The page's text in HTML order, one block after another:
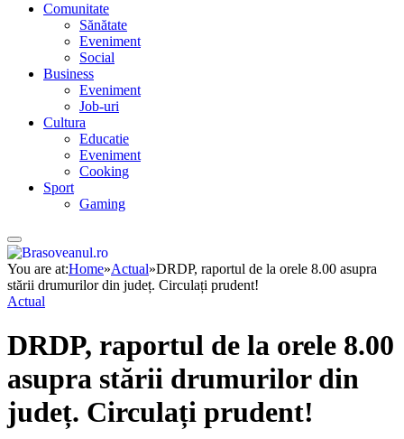
Comunitate
Sănătate
Eveniment
Social
Business
Eveniment
Job-uri
Cultura
Educatie
Eveniment
Cooking
Sport
Gaming
You are at:Home»Actual»DRDP, raportul de la orele 8.00 asupra
stării drumurilor din județ. Circulați prudent!
Actual
DRDP, raportul de la orele 8.00
asupra stării drumurilor din
județ. Circulați prudent!